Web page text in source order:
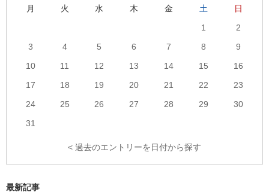
月 火 水 木 金 土
日
1
2
3
4 5 6 7 8
9
10
11 12 13 14 15
16
17
18 19 20 21 22
23
24
25 26 27 28 29
30
31
< 過去のエントリーを日付から探す
最新記事